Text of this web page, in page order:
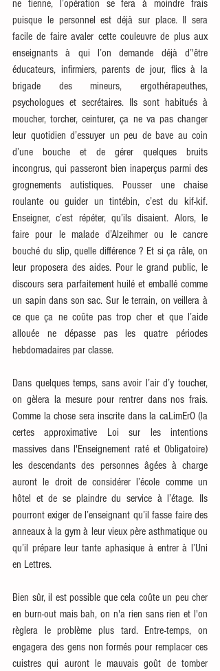
ne tienne, l’opération se fera à moindre frais
puisque le personnel est déjà sur place. Il sera
facile de faire avaler cette couleuvre de plus aux
enseignants à qui l’on demande déjà d’'être
éducateurs, infirmiers, parents de jour, flics à la
brigade des mineurs, ergothérapeuthes,
psychologues et secrétaires. Ils sont habitués à
moucher, torcher, ceinturer, ça ne va pas changer
leur quotidien d’essuyer un peu de bave au coin
d’une bouche et de gérer quelques bruits
incongrus, qui passeront bien inaperçus parmi des
grognements autistiques. Pousser une chaise
roulante ou guider un tintébin, c’est du kif-kif.
Enseigner, c’est répéter, qu’ils disaient. Alors, le
faire pour le malade d’Alzeihmer ou le cancre
bouché du slip, quelle différence ? Et si ça râle, on
leur proposera des aides. Pour le grand public, le
discours sera parfaitement huilé et emballé comme
un sapin dans son sac. Sur le terrain, on veillera à
ce que ça ne coûte pas trop cher et que l’aide
allouée ne dépasse pas les quatre périodes
hebdomadaires par classe.
Dans quelques temps, sans avoir l’air d’y toucher,
on gèlera la mesure pour rentrer dans nos frais.
Comme la chose sera inscrite dans la caLimErO (la
certes approximative Loi sur les intentions
massives dans l'Enseignement raté et Obligatoire)
les descendants des personnes âgées à charge
auront le droit de considérer l’école comme un
hôtel et de se plaindre du service à l’étage. Ils
pourront exiger de l’enseignant qu’il fasse faire des
anneaux à la gym à leur vieux père asthmatique ou
qu’il prépare leur tante aphasique à entrer à l’Uni
en Lettres.
Bien sûr, il est possible que cela coûte un peu cher
en burn-out mais bah, on n'a rien sans rien et l'on
règlera le problème plus tard. Entre-temps, on
engagera des gens non formés pour remplacer ces
cuistres qui auront le mauvais goût de tomber